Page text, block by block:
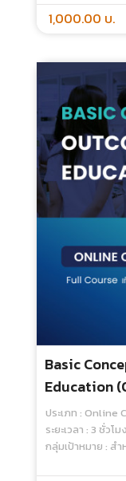
กลุ่มเป้าหมาย : ส
1,200.00 บ.
การเรียนรู้แ
Inquiry - Based
Course
ระยะเวลา : 4.30
กลุ่มเป้าหมาย : ส
วิธีการจัดสน
ศึกษาวิทยาศ
ประเภท : Online
ระยะเวลา : 3 ชั่วโมง
กลุ่มเป้าหมาย : ส